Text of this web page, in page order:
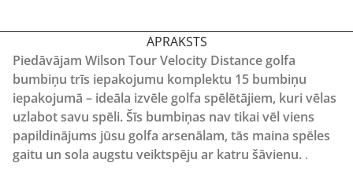
APRAKSTS
Piedāvājam Wilson Tour Velocity Distance golfa
bumbiņu trīs iepakojumu komplektu 15 bumbiņu
iepakojumā – ideāla izvēle golfa spēlētājiem, kuri vēlas
uzlabot savu spēli. Šīs bumbiņas nav tikai vēl viens
papildinājums jūsu golfa arsenālam, tās maina spēles
gaitu un sola augstu veiktspēju ar katru šāvienu. .